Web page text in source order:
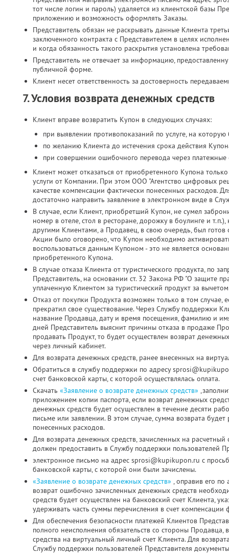
тот числе логин и пароль) удаляется из клиентской базы
приложению и возможность оформлять Заказы.
Представитель обязан не раскрывать данные Клиента
заключенного контракта с Представителем в целях
и когда обязанность такого раскрытия установлена
Представитель не отвечает за информацию,
публичной форме.
Клиент несет ответственность за достоверность
7. Условия возврата денежных средств
Клиент вправе возвратить Купон в следующих случаях:
при выявлении противопоказаний по услуге, на
по желанию Клиента до истечения срока действия
при совершении ошибочного перевода через платежные
Клиент может отказаться от приобретенного Купона
услуги от Компании. При этом ООО "Агентство цифровых
качестве компенсации фактически понесенных расходов.
достаточно направить заявление в электронном виде в
В случае, если Клиент, приобретший Купон, не сумел
номер в отеле, стол в ресторане, дорожку в боулинге и
другими Клиентами, а Продавец, в свою очередь, был готов
Акции было оговорено, что Купон необходимо
воспользоваться данным Купоном - это не является
приобретенного Купона.
В случае отказа Клиента от туристического продукта, по
Представитель, на основании ст. 32 Закона РФ "О защите
уплаченную Клиентом за туристический продукт за
Отказ от покупки Продукта возможен только в том
прекратил свое существование. Через Службу поддержки
название Продавца, дату и время посещения, фамилию и
дней Представитель выяснит причины отказа в продаже
продавать Продукт, то будет осуществлен возврат
через личный кабинет.
Для возврата денежных средств, ранее внесенных на
Обратиться в службу поддержки по адресу
счет банковской карты, с которой осуществлялась оплата.
Скачать «Заявление о возврате денежных средств»
приложением копии паспорта, если возврат денежных
денежных средств будет осуществлен в течение десяти
письме или заявлении. В этом случае, сумма возврата
понесенных расходов.
Для возврата денежных средств, зачисленных на
должен предоставить в Службу поддержки пользователей
электронное письмо на адрес sprosi@kupikupon.ru с
банковской карты, с которой они были зачислены.
«Заявление о возврате денежных средств» , оправив его
возврат ошибочно зачисленных денежных средств
средств будет осуществлен на банковский счет Клиента,
удерживать часть суммы перечисления в счет компенсации
Для обеспечения безопасности платежей Клиентов
полного неисполнения обязательств со стороны
средства на виртуальный личный счет Клиента. Для
Службу поддержки пользователей Представителя